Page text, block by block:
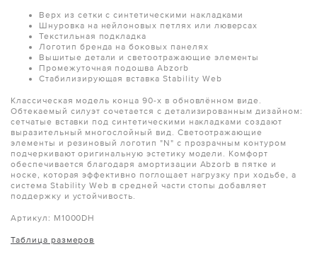
Верх из сетки с синтетическими накладками
Шнуровка на нейлоновых петлях или люверсах
Текстильная подкладка
Логотип бренда на боковых панелях
Вышитые детали и светоотражающие элементы
Промежуточная подошва Abzorb
Стабилизирующая вставка Stability Web
Классическая модель конца 90-х в обновлённом виде.
Обтекаемый силуэт сочетается с детализированным дизайном:
сетчатые вставки под синтетическими накладками создают
выразительный многослойный вид. Светоотражающие
элементы и резиновый логотип "N" с прозрачным контуром
подчеркивают оригинальную эстетику модели. Комфорт
обеспечивается благодаря амортизации Abzorb в пятке и
носке, которая эффективно поглощает нагрузку при ходьбе, а
система Stability Web в средней части стопы добавляет
поддержку и устойчивость.
Артикул: M1000DH
Таблица размеров